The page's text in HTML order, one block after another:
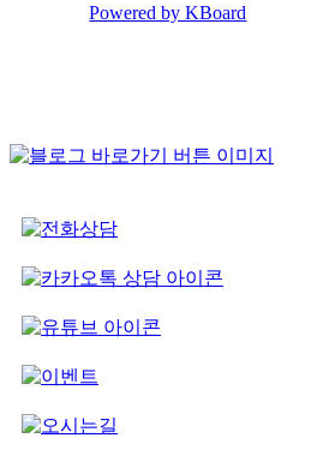
Powered by KBoard